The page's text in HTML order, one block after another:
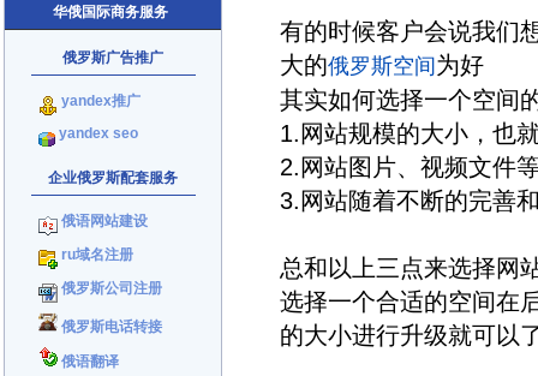
华俄国际商务服务
俄罗斯广告推广
yandex推广
yandex seo
企业俄罗斯配套服务
俄语网站建设
ru域名注册
俄罗斯公司注册
俄罗斯电话转接
俄语翻译
有的时候客户会说我们
大的俄罗斯空间 为好
其实如何选择一个空间
1.网站规模的大小，也
2.网站图片、视频文件
3.网站随着不断的完善
总和以上三点来选择网
选择一个合适的空间在
的大小进行升级就可以